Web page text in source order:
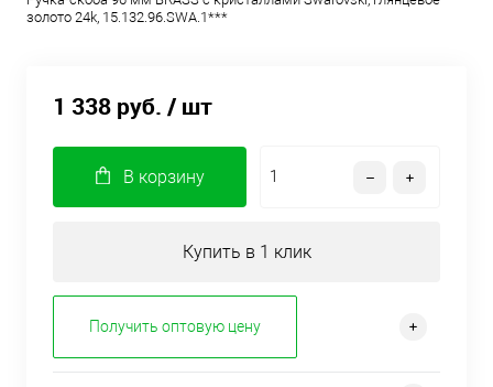
золото 24k, 15.132.96.SWA.1***
1 338 руб. / шт
В корзину
Купить в 1 клик
Получить оптовую цену